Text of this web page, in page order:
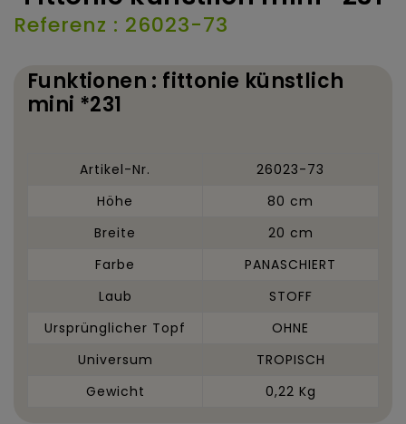
Referenz : 26023-73
Funktionen : fittonie künstlich
mini *231
Artikel-Nr.
26023-73
Höhe
80 cm
Breite
20 cm
Farbe
PANASCHIERT
Laub
STOFF
Ursprünglicher Topf
OHNE
Universum
TROPISCH
Gewicht
0,22 Kg